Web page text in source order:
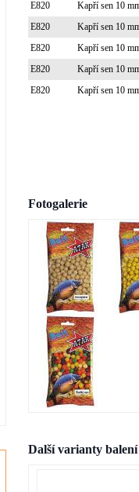
E820
Kapří sen 10
E820
Kapří sen 10
E820
Kapří sen 10
E820
Kapří sen 10
E820
Kapří sen 10
Fotogalerie
Další varianty balení